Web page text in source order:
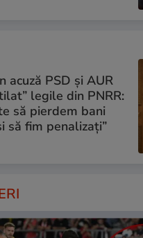
acuză PSD și AUR
legile din PNRR:
să pierdem bani
să fim penalizați”